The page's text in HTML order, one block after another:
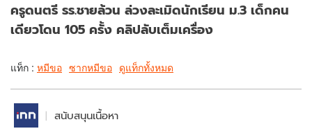
ครูดนตรี รร.ชายล้วน ล่วงละเมิดนักเรียน ม.3 เด็กคน
เดียวโดน 105 ครั้ง คลิปลับเต็มเครื่อง
แท็ก : หมีขอ ซากหมีขอ ดูแท็กทั้งหมด
สนับสนุนเนื้อหา